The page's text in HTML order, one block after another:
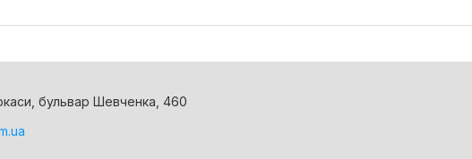
бульвар Шевченка, 460